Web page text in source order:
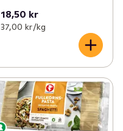
18,50 kr
37,00 kr /kg